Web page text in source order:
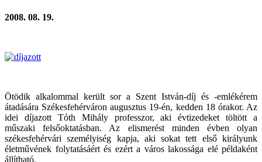
2008. 08. 19.
Ötödik alkalommal került sor a Szent István-díj és -emlékérem
átadására Székesfehérváron augusztus 19-én, kedden 18 órakor. Az
idei díjazott Tóth Mihály professzor, aki évtizedeket töltött a
műszaki felsőoktatásban. Az elismerést minden évben olyan
székesfehérvári személyiség kapja, aki sokat tett első királyunk
életművének folytatásáért és ezért a város lakossága elé példaként
állítható.